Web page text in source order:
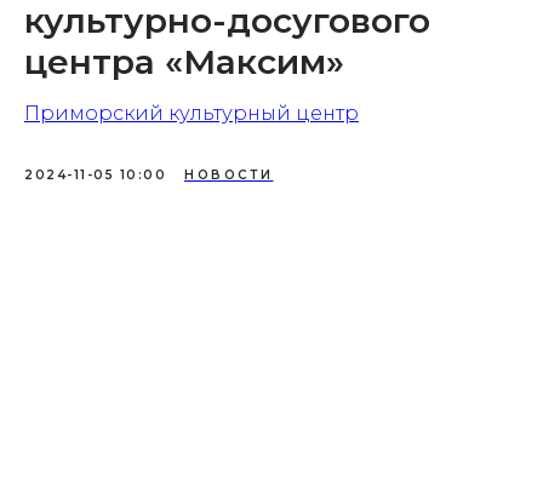
культурно-досугового
центра «Максим»
Приморский культурный центр
2024-11-05 10:00 НОВОСТИ